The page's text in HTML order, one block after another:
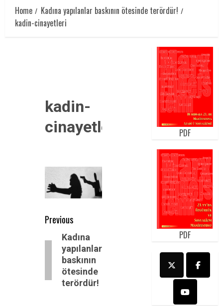
Home
Kadına yapılanlar baskının ötesinde terördür!
kadin-cinayetleri
kadin-
cinayetleri
Post
navigation
Previous
Previous
post:
Kadına
yapılanlar
baskının
ötesinde
terördür!
PDF
PDF